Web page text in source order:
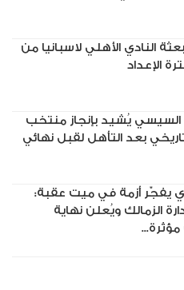
النادي الأهلي لاسبانيا من
الإعداد
السيسي يُشيد بإنجاز منتخب
بعد التأهل لقبل نهائي
يفجّر أزمة في ميت عقبة:
الزمالك ويُعلن نهاية